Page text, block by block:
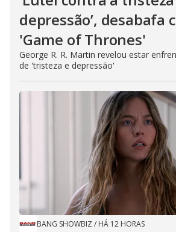
depressão’, desabafa
'Game of Thrones'
George R. R. Martin revelou estar
de 'tristeza e depressão'
BANG SHOWBIZ / HÁ 12 HORAS